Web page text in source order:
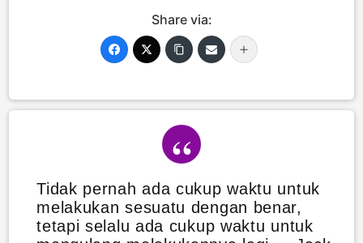
Share via:
Tidak pernah ada cukup waktu untuk
melakukan sesuatu dengan benar,
tetapi selalu ada cukup waktu untuk